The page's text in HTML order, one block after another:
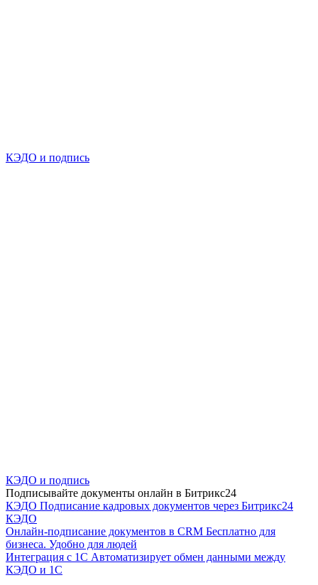
КЭДО и подпись
КЭДО и подпись
Подписывайте документы онлайн в Битрикс24
КЭДО Подписание кадровых документов через Битрикс24
КЭДО
Онлайн-подписание документов в CRM Бесплатно для
бизнеса. Удобно для людей
Интеграция с 1С Автоматизирует обмен данными между
КЭДО и 1С